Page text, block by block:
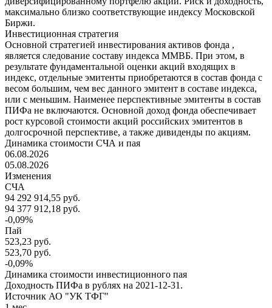
максимально близко соответствующие индексу Московской
Биржи.
Инвестиционная стратегия
Основной стратегией инвестирования активов фонда ,
является следование составу индекса ММВБ. При этом, в
результате фундаментальной оценки акций входящих в
индекс, отдельные эмитенты приобретаются в состав фонда с
весом большим, чем вес данного эмитент в составе индекса,
или с меньшим. Наименее перспективные эмитенты в состав
ПИФа не включаются. Основной доход фонда обеспечивает
рост курсовой стоимости акций российских эмитентов в
долгосрочной перспективе, а также дивиденды по акциям.
Динамика стоимости СЧА и пая
06.08.2026
05.08.2026
Изменения
СЧА
94 292 914,55 руб.
94 377 912,18 руб.
-0,09%
Пай
523,23 руб.
523,70 руб.
-0,09%
Динамика стоимости инвестиционного пая
Доходность ПИФа в рублях на 2021-12-31.
Источник АО "УК ТФГ"